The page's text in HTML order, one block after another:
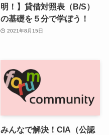
明！】貸借対照表（B/S）
の基礎を５分で学ぼう！
2021年8月15日
みんなで解決！CIA（公認